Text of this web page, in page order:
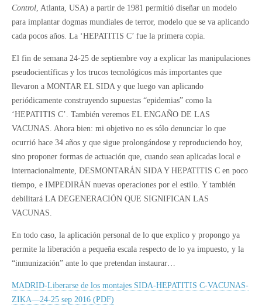
Control, Atlanta, USA) a partir de 1981 permitió diseñar un modelo
para implantar dogmas mundiales de terror, modelo que se va aplicando
cada pocos años. La ‘HEPATITIS C’ fue la primera copia.
El fin de semana 24-25 de septiembre voy a explicar las manipulaciones
pseudocientíficas y los trucos tecnológicos más importantes que
llevaron a MONTAR EL SIDA y que luego van aplicando
periódicamente construyendo supuestas “epidemias” como la
‘HEPATITIS C’. También veremos EL ENGAÑO DE LAS
VACUNAS. Ahora bien: mi objetivo no es sólo denunciar lo que
ocurrió hace 34 años y que sigue prolongándose y reproduciendo hoy,
sino proponer formas de actuación que, cuando sean aplicadas local e
internacionalmente, DESMONTARÁN SIDA Y HEPATITIS C en poco
tiempo, e IMPEDIRÁN nuevas operaciones por el estilo. Y también
debilitará LA DEGENERACIÓN QUE SIGNIFICAN LAS
VACUNAS.
En todo caso, la aplicación personal de lo que explico y propongo ya
permite la liberación a pequeña escala respecto de lo ya impuesto, y la
“inmunización” ante lo que pretendan instaurar…
MADRID-Liberarse de los montajes SIDA-HEPATITIS C-VACUNAS-
ZIKA—24-25 sep 2016 (PDF)